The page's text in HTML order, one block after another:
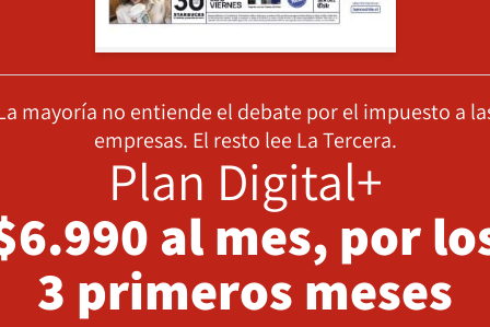
mayoría no entiende el debate por el impuesto a
empresas. El resto lee La Tercera.
Plan Digital+
al mes, por
3 primeros meses